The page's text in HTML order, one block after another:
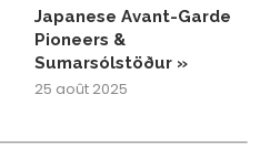
Japanese Avant-Garde
Pioneers &
Sumarsólstöður »
25 août 2025